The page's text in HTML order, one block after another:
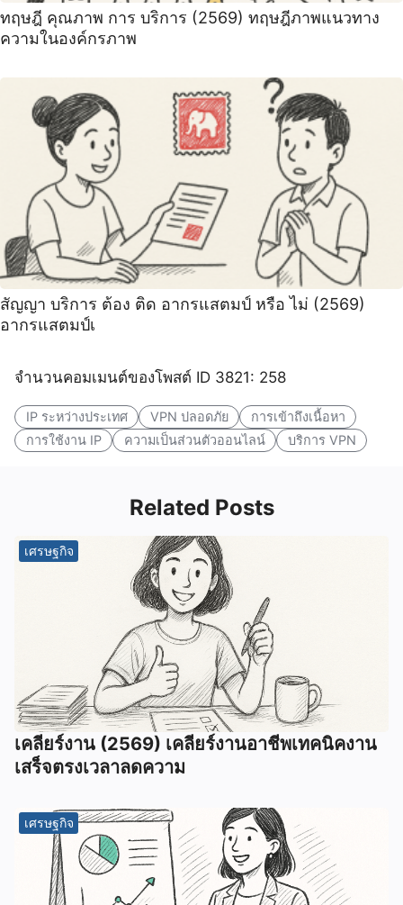
ทฤษฎี คุณภาพ การ บริการ (2569) ทฤษฎีภาพแนวทาง
ความในองค์กรภาพ
สัญญา บริการ ต้อง ติด อากรแสตมป์ หรือ ไม่ (2569)
อากรแสตมป์เ
จำนวนคอมเมนต์ของโพสต์ ID 3821: 258
IP ระหว่างประเทศ VPN ปลอดภัย
การเข้าถึงเนื้อหา
การใช้งาน IP
ความเป็นส่วนตัวออนไลน์ บริการ VPN
Related Posts
เศรษฐกิจ
เคลียร์งาน (2569) เคลียร์งานอาชีพเทคนิคงาน
เสร็จตรงเวลาลดความ
เศรษฐกิจ